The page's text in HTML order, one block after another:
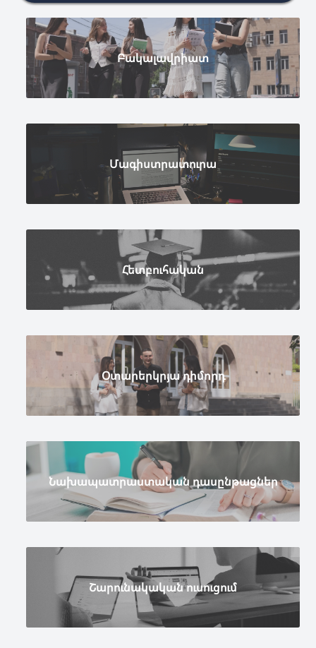
Բակալավրիատ
Մագիստրատուրա
Հետբուհական
Օտարերկրյա դիմորդ
Նախապատրաստական դասընթացներ
Շարունակական ուսուցում